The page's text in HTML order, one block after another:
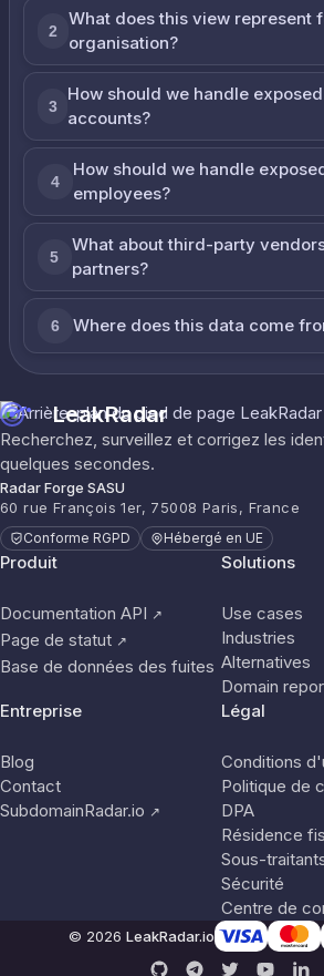
2
What does this view represent
organisation?
3
How should we handle
accounts?
4
How should we handle
employees?
5
What about third-party
partners?
6 Where does this data come
LeakRadar
Recherchez, surveillez et corrigez les
quelques secondes.
Radar Forge SASU
60 rue François 1er, 75008 Paris, France
Conforme RGPD Hébergé en UE
Produit
Documentation API ↗
Page de statut ↗
Base de données des fuites
Solutions
Use cases
Industries
Alternatives
Domain
Entreprise
Blog
Contact
SubdomainRadar.io ↗
Légal
Conditions
Politique de
DPA
Résidence
Sous-
Sécurité
Centre de
© 2026 LeakRadar.io